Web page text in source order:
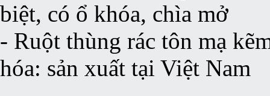
biệt, có ổ khóa, chìa mở
- Ruột thùng rác tôn mạ
hóa: sản xuất tại Việt Nam